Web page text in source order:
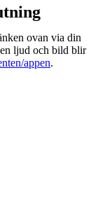
ovan via din
ljud och bild blir
appen.